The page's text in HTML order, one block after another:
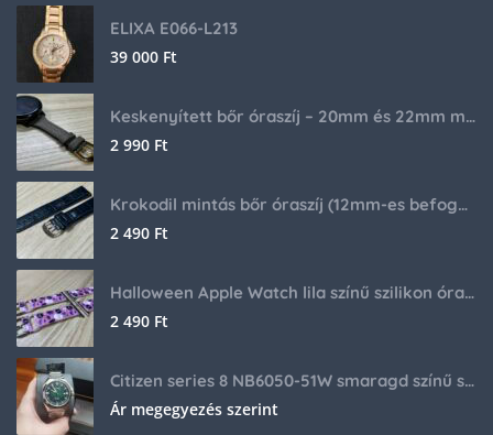
ELIXA E066-L213
39 000 Ft
Keskenyített bőr óraszíj – 20mm és 22mm méretben
2 990 Ft
Krokodil mintás bőr óraszíj (12mm-es befogóval rendelkező órához)
2 490 Ft
Halloween Apple Watch lila színű szilikon óraszíj
2 490 Ft
Citizen series 8 NB6050-51W smaragd színű számlappal
Ár megegyezés szerint